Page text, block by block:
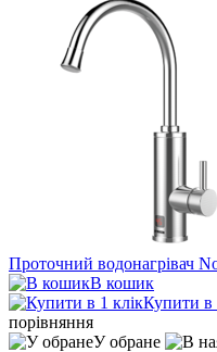
Проточний водонагрівач
В кошик
Купити в
порівняння
У обране